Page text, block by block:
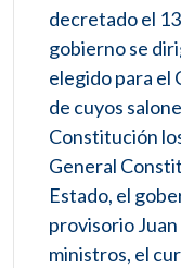
decretado el
gobierno se
elegido para el
de cuyos
Constitución
General
Estado, el
provisorio
ministros, el